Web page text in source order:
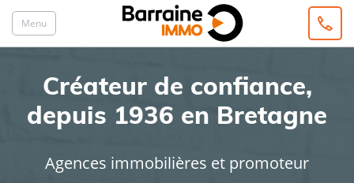
Menu
Créateur de confiance,
depuis 1936 en Bretagne
Agences immobilières et promoteur